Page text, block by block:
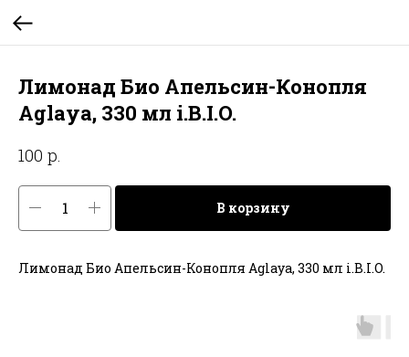
Лимонад Био Апельсин-Конопля
Aglaya, 330 мл i.B.I.O.
100 р.
В корзину
Лимонад Био Апельсин-Конопля Aglaya, 330 мл i.B.I.O.